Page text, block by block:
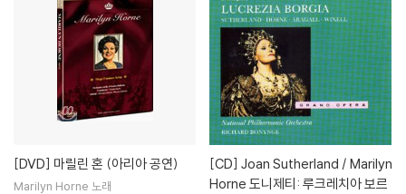
[DVD] 마릴린 혼 (아리아 공연)
Marilyn Horne 노래
[CD] Joan Sutherland / Marilyn
Horne 도니제티: 루크레치아 보르